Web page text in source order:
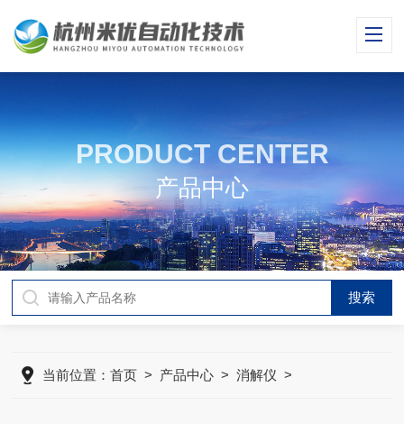
PRODUCT CENTER
产品中心
当前位置：首页 > 产品中心 >消解仪 >